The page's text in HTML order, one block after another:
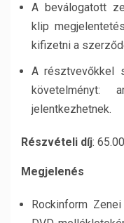
A beválogatott
klip
kifizetni a
A résztvevőkkel
követelményt:
jelentkezhetnek.
Részvételi díj:
Megjelenés
Rockinform